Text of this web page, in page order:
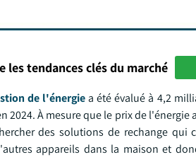
les tendances clés du marché
de l'énergiea été évalué à 4,2
2024. À mesure que le prix de
des solutions de rechange qui
appareils dans la maison et